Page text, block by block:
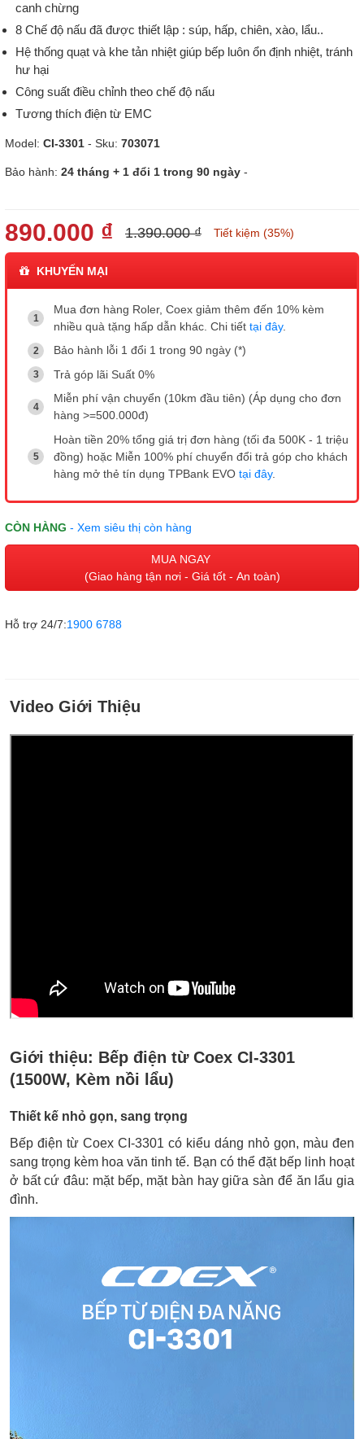
canh chừng
8 Chế độ nấu đã được thiết lập : súp, hấp, chiên, xào, lẩu..
Hệ thống quạt và khe tản nhiệt giúp bếp luôn ổn định nhiệt, tránh
hư hại
Công suất điều chỉnh theo chế độ nấu
Tương thích điện từ EMC
Model: CI-3301 - Sku: 703071
Bảo hành: 24 tháng + 1 đổi 1 trong 90 ngày -
890.000 ₫ 1.390.000 ₫ Tiết kiệm (35%)
KHUYẾN MẠI
Mua đơn hàng Roler, Coex giảm thêm đến 10% kèm
nhiều quà tặng hấp dẫn khác. Chi tiết tại đây.
Bảo hành lỗi 1 đổi 1 trong 90 ngày (*)
Trả góp lãi Suất 0%
Miễn phí vận chuyển (10km đầu tiên) (Áp dụng cho đơn
hàng >=500.000đ)
Hoàn tiền 20% tổng giá trị đơn hàng (tối đa 500K - 1 triệu
đồng) hoặc Miễn 100% phí chuyển đổi trả góp cho khách
hàng mở thẻ tín dụng TPBank EVO tại đây.
CÒN HÀNG - Xem siêu thị còn hàng
MUA NGAY
(Giao hàng tận nơi - Giá tốt - An toàn)
Hỗ trợ 24/7:1900 6788
Video Giới Thiệu
Giới thiệu: Bếp điện từ Coex CI-3301
(1500W, Kèm nồi lẩu)
Thiết kế nhỏ gọn, sang trọng
Bếp điện từ Coex CI-3301 có kiểu dáng nhỏ gọn, màu đen
sang trọng kèm hoa văn tinh tế. Bạn có thể đặt bếp linh hoạt
ở bất cứ đâu: mặt bếp, mặt bàn hay giữa sàn để ăn lẩu gia
đình.